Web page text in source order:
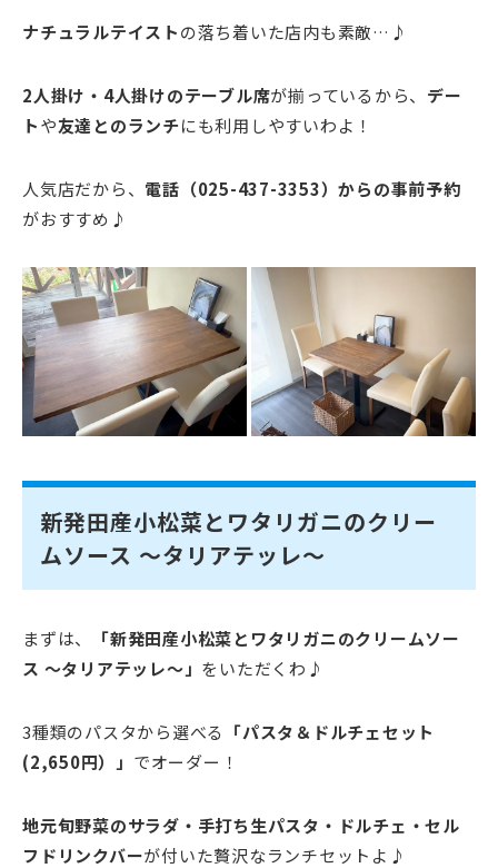
ナチュラルテイストの落ち着いた店内も素敵…♪
2人掛け・4人掛けのテーブル席が揃っているから、 デー
トや友達とのランチにも利用しやすいわよ！
人気店だから、 電話（025-437-3353）からの事前予約
がおすすめ♪
新発田産小松菜とワタリガニのクリー
ムソース ～タリアテッレ～
まずは、
「新発田産小松菜とワタリガニのクリームソー
ス ～タリアテッレ～」 をいただくわ♪
3種類のパスタから選べる
「パスタ＆ドルチェセット
(2,650円）」 でオーダー！
地元旬野菜のサラダ・手打ち生パスタ・ドルチェ・セル
フドリンクバーが付いた贅沢なランチセットよ♪